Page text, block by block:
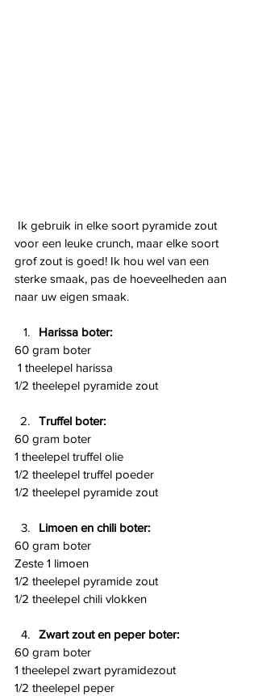
Ik gebruik in elke soort pyramide zout
voor een leuke crunch, maar elke soort
grof zout is goed! Ik hou wel van een
sterke smaak, pas de hoeveelheden aan
naar uw eigen smaak.
Harissa boter:
60 gram boter
1 theelepel harissa
1/2 theelepel pyramide zout
Truffel boter:
60 gram boter
1 theelepel truffel olie
1/2 theelepel truffel poeder
1/2 theelepel pyramide zout
Limoen en chili boter:
60 gram boter
Zeste 1 limoen
1/2 theelepel pyramide zout
1/2 theelepel chili vlokken
Zwart zout en peper boter:
60 gram boter
1 theelepel zwart pyramidezout
1/2 theelepel peper